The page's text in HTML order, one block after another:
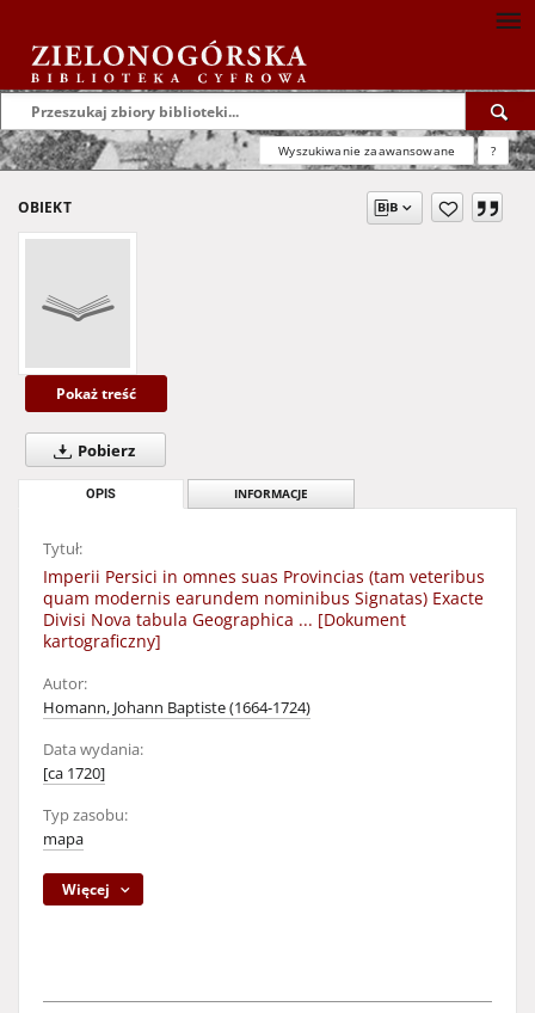
Wyszukiwanie zaawansowane ?
OBIEKT
Pokaż treść
Pobierz
OPIS INFORMACJE
Tytuł:
Imperii Persici in omnes suas Provincias (tam veteribus
quam modernis earundem nominibus Signatas) Exacte
Divisi Nova tabula Geographica ... [Dokument
kartograficzny]
Autor:
Homann, Johann Baptiste (1664-1724)
Data wydania:
[ca 1720]
Typ zasobu:
mapa
Więcej